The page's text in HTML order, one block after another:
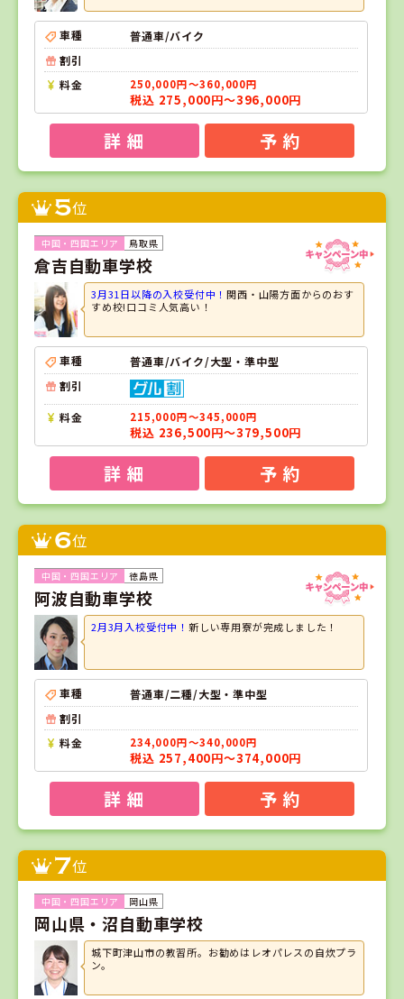
車種
普通車/バイク
割引
料金
250,000円～360,000円
税込 275,000円～396,000円
詳 細 予 約
5位
鳥取県
倉吉自動車学校
3月31日以降の入校受付中！関西・山陽方面からのおす
すめ校!口コミ人気高い！
車種
普通車/バイク/大型・準中型
割引
料金 215,000円～345,000円
税込 236,500円～379,500円
詳 細 予 約
6位
徳島県
阿波自動車学校
2月3月入校受付中！新しい専用寮が完成しました！
車種
普通車/二種/大型・準中型
割引
料金
234,000円～340,000円
税込 257,400円～374,000円
詳 細 予 約
7位
岡山県
岡山県・沼自動車学校
城下町津山市の教習所。お勧めはレオパレスの自炊プラ
ン。